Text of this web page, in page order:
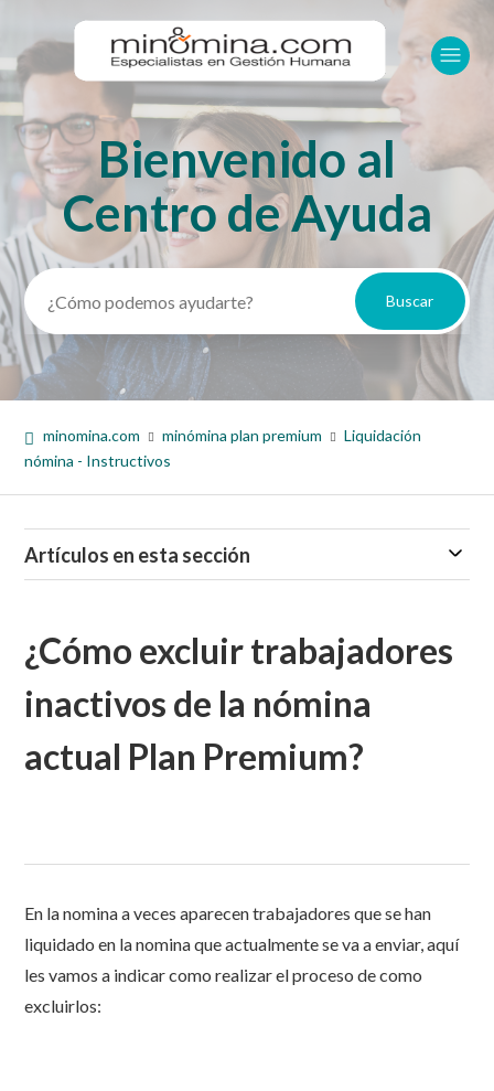
BúsquedaBienvenido al
Centro de Ayuda
minomina.com minómina plan premium
Liquidación
nómina - Instructivos
Artículos en esta sección
¿Cómo excluir trabajadores
inactivos de la nómina
actual Plan Premium?
En la nomina a veces aparecen trabajadores que se han
liquidado en la nomina que actualmente se va a enviar, aquí
les vamos a indicar como realizar el proceso de como
excluirlos: